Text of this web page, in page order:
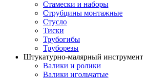
Стамески и наборы
Струбцины монтажные
Стусло
Тиски
Трубогибы
Труборезы
Штукатурно-малярный инструмент
Валики и ролики
Валики игольчатые